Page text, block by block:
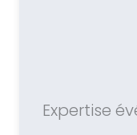
Expertise